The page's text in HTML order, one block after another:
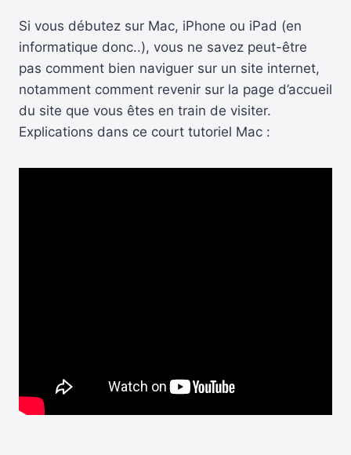
Si vous débutez sur Mac, iPhone ou iPad (en
informatique donc..), vous ne savez peut-être
pas comment bien naviguer sur un site internet,
notamment comment revenir sur la page d’accueil
du site que vous êtes en train de visiter.
Explications dans ce court tutoriel Mac :